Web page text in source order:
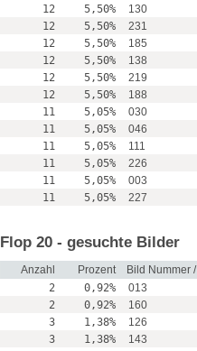
12
5,50%
130
12
5,50%
231
12
5,50%
185
12
5,50%
138
12
5,50%
219
12
5,50%
188
11
5,05%
030
11
5,05%
046
11
5,05%
111
11
5,05%
226
11
5,05%
003
11
5,05% 227
Flop 20 - gesuchte Bilder
Anzahl Prozent
Bild Nummer
2
0,92%
013
2
0,92%
160
3
1,38%
126
3
1,38%
143